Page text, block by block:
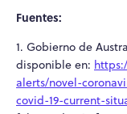
Fuentes:
1. Gobierno de
disponible en:
alerts/novel-
covid-19-current-